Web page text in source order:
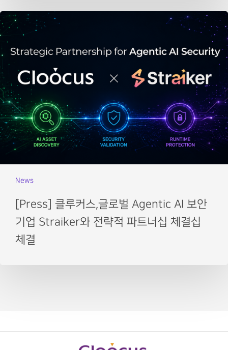
News
[Press] 클루커스,글로벌 Agentic AI 보안
기업 Straiker와 전략적 파트너십 체결십
체결